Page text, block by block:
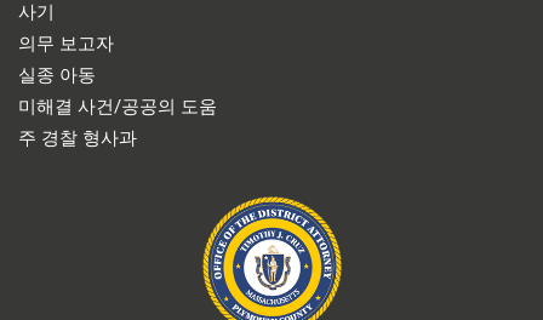
사기
의무 보고자
실종 아동
미해결 사건/공공의 도움
주 경찰 형사과